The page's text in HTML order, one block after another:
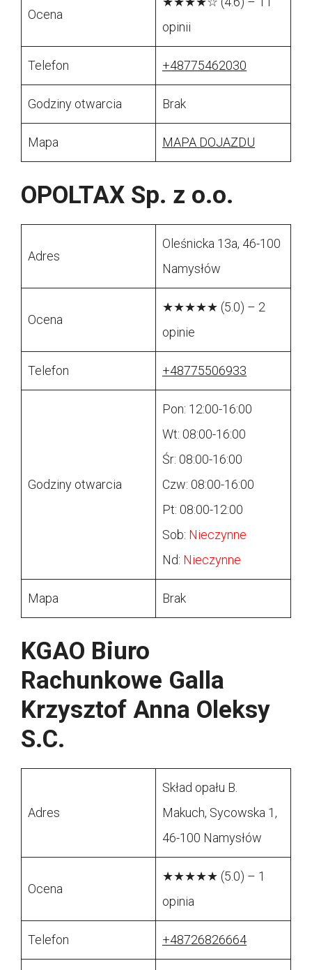
Ocena
opinii
Telefon +48775462030
Godziny otwarcia Brak
Mapa MAPA DOJAZDU
OPOLTAX Sp. z o.o.
Adres
Oleśnicka 13a, 46-100
Namysłów
Ocena
★★★★★ (5.0) – 2
opinie
Telefon +48775506933
Godziny otwarcia
Pon: 12:00-16:00
Wt: 08:00-16:00
Śr: 08:00-16:00
Czw: 08:00-16:00
Pt: 08:00-12:00
Sob: Nieczynne
Nd: Nieczynne
Mapa Brak
KGAO Biuro
Rachunkowe Galla
Krzysztof Anna Oleksy
S.C.
Adres
Skład opału B.
Makuch, Sycowska 1,
46-100 Namysłów
Ocena
★★★★★ (5.0) – 1
opinia
Telefon +48726826664